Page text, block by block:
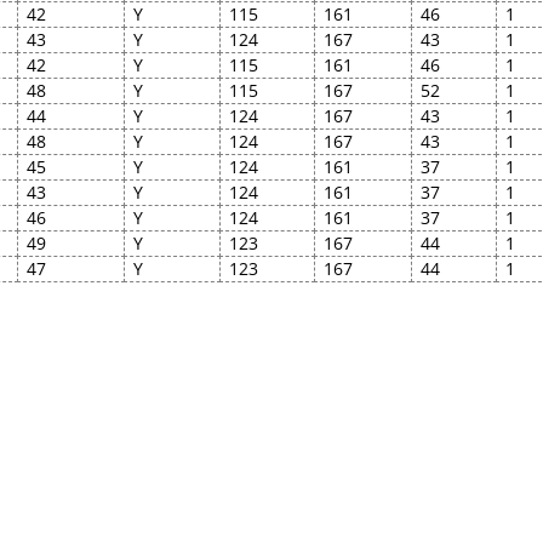
42 Y 115 161 46
1
43 Y 124 167 43
1
42 Y 115 161 46
1
48 Y 115 167 52
1
44 Y 124 167 43
1
48 Y 124 167 43
1
45 Y 124 161 37
1
43 Y 124 161 37
1
46 Y 124 161 37
1
49 Y 123 167 44
1
47 Y 123 167 44 1